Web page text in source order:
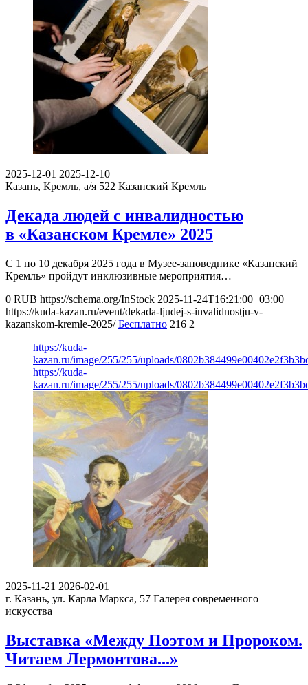
2025-12-01 2025-12-10
Казань, Кремль, а/я 522 Казанский Кремль
Декада людей с инвалидностью
в «Казанском Кремле» 2025
С 1 по 10 декабря 2025 года в Музее-заповеднике «Казанский
Кремль» пройдут инклюзивные мероприятия…
0 RUB https://schema.org/InStock 2025-11-24T16:21:00+03:00
https://kuda-kazan.ru/event/dekada-ljudej-s-invalidnostju-v-
kazanskom-kremle-2025/ Бесплатно 216 2
https://kuda-
kazan.ru/image/255/255/uploads/
https://kuda-
kazan.ru/image/255/255/uploads/
2025-11-21 2026-02-01
г. Казань, ул. Карла Маркса, 57 Галерея современного
искусства
Выставка «Между Поэтом и Пророком.
Читаем Лермонтова...»